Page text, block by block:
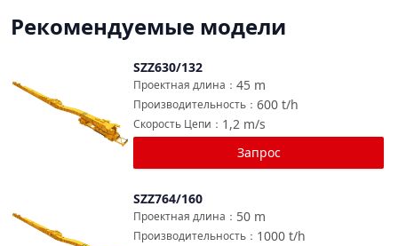
Рекомендуемые модели
SZZ630/132
45 m
Проектная длина ：
600 t/h
Производительность ：
1,2 m/s
Скорость Цепи ：
Запрос
SZZ764/160
50 m
Проектная длина ：
1000 t/h
Производительность ：